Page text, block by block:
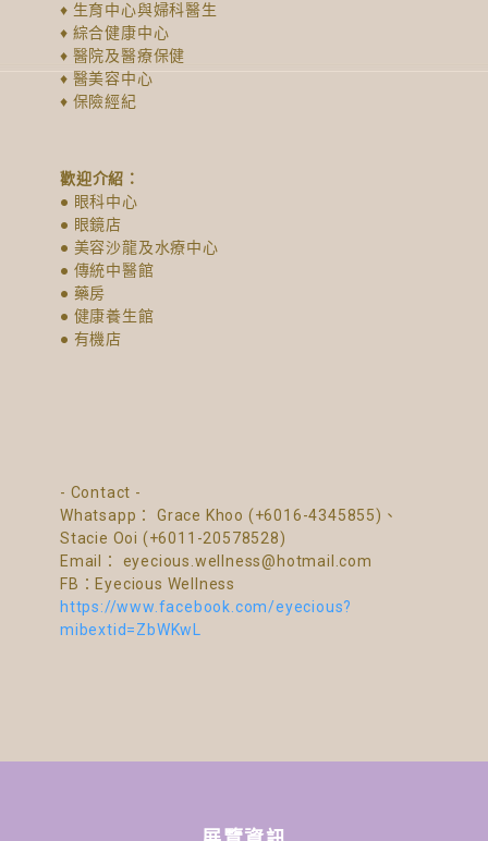
♦ 生育中心與婦科醫生
♦ 綜合健康中心
♦ 醫院及醫療保健
♦ 醫美容中心
♦ 保險經紀
歡迎介紹：
● 眼科中心
● 眼鏡店
● 美容沙龍及水療中心
● 傳統中醫館
● 藥房
● 健康養生館
● 有機店
- Contact -
Whatsapp： Grace Khoo (+6016-4345855)、
Stacie Ooi (+6011-20578528)
Email： eyecious.wellness@hotmail.com
FB：Eyecious Wellness
https://www.facebook.com/eyecious?
mibextid=ZbWKwL